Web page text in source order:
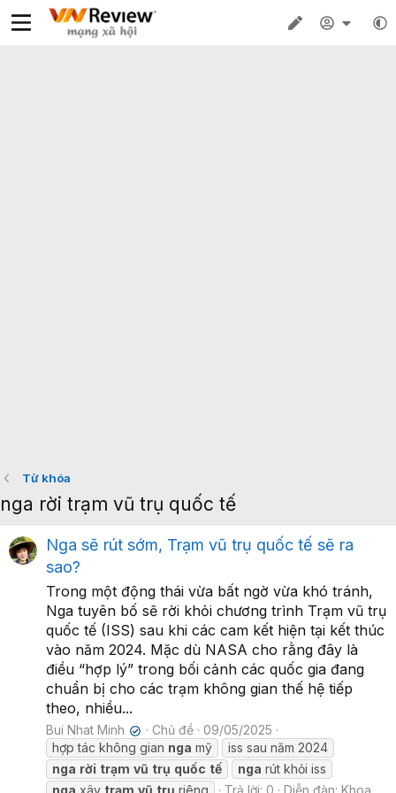
Từ khóa
nga rời trạm vũ trụ quốc tế
Nga sẽ rút sớm, Trạm vũ trụ quốc tế sẽ ra
sao?
Trong một động thái vừa bất ngờ vừa khó tránh,
Nga tuyên bố sẽ rời khỏi chương trình Trạm vũ trụ
quốc tế (ISS) sau khi các cam kết hiện tại kết thúc
vào năm 2024. Mặc dù NASA cho rằng đây là
điều “hợp lý” trong bối cảnh các quốc gia đang
chuẩn bị cho các trạm không gian thế hệ tiếp
theo, nhiều...
Bui Nhat Minh ✔ Chủ đề
09/05/2025
hợp tác không gian nga mỹ
iss sau năm 2024
nga rời trạm vũ trụ quốc tế nga rút khỏi iss